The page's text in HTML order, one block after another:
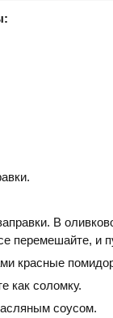
В
перемешайте, и
красные
как соломку.
соусом.